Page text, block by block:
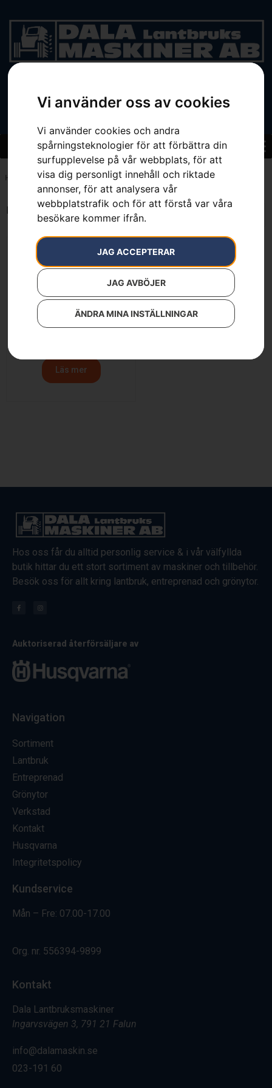
Vi använder oss av cookies
Vi använder cookies och andra
spårningsteknologier för att förbättra din
surfupplevelse på vår webbplats, för att
visa dig personligt innehåll och riktade
annonser, för att analysera vår
webbplatstrafik och för att förstå var våra
besökare kommer ifrån.
JAG ACCEPTERAR
JAG AVBÖJER
ÄNDRA MINA INSTÄLLNINGAR
BEGAGNAT
Hem 7391883142318
Endast ett sökresultat
Husqvarna BioClip®-kit
Läs mer
Hos oss får du alltid personlig service & i vår välfyllda
butik hittar du ett stort sortiment av maskiner och tillbehör.
Besök oss för allt kring lantbruk, entreprenad och grönytor.
Auktoriserad återförsäljare av
Navigation
Sortiment
Lantbruk
Entreprenad
Grönytor
Verkstad
Kontakt
Husqvarna
Integritetspolicy
Kundservice
Mån – Fre: 07.00-17.00
Org. nr. 556394-9899
Kontakt
Dala Lantbruksmaskiner
Ingarvsvägen 3, 791 21 Falun
info@dalamaskin.se
023-191 60